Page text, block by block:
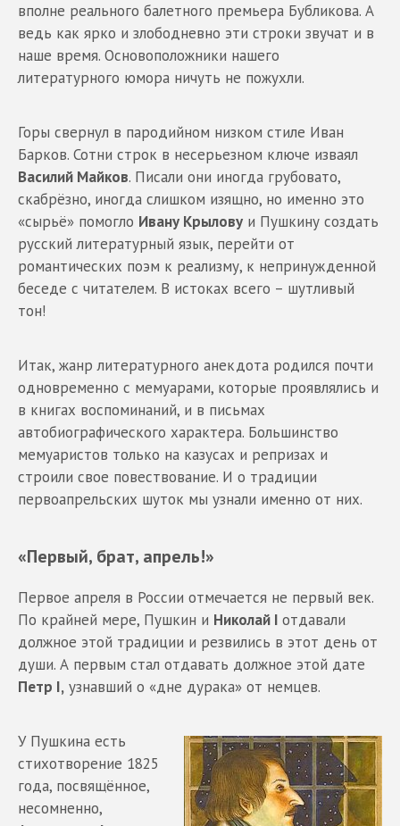
вполне реального балетного премьера Бубликова. А
ведь как ярко и злободневно эти строки звучат и в
наше время. Основоположники нашего
литературного юмора ничуть не пожухли.
Горы свернул в пародийном низком стиле Иван
Барков. Сотни строк в несерьезном ключе изваял
Василий Майков. Писали они иногда грубовато,
скабрёзно, иногда слишком изящно, но именно это
«сырьё» помогло Ивану Крылову и Пушкину создать
русский литературный язык, перейти от
романтических поэм к реализму, к непринужденной
беседе с читателем. В истоках всего – шутливый
тон!
Итак, жанр литературного анекдота родился почти
одновременно с мемуарами, которые проявлялись и
в книгах воспоминаний, и в письмах
автобиографического характера. Большинство
мемуаристов только на казусах и репризах и
строили свое повествование. И о традиции
первоапрельских шуток мы узнали именно от них.
«Первый, брат, апрель!»
Первое апреля в России отмечается не первый век.
По крайней мере, Пушкин и Николай I отдавали
должное этой традиции и резвились в этот день от
души. А первым стал отдавать должное этой дате
Петр I, узнавший о «дне дурака» от немцев.
У Пушкина есть
стихотворение 1825
года, посвящённое,
несомненно,